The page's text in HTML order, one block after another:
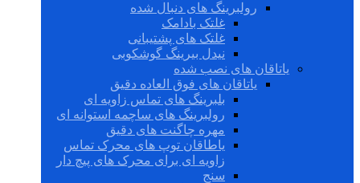
رولبرینگ های دنبال شده
غلتک بادامک
غلتک های پشتیبانی
نیدل بیرینگ گوشکوبی
یاتاقان های نصب شده
یاتاقان های فوق العاده دقیق
بلبرینگ های تماس زاویه ای
رولبرینگ های ساچمه استوانه ای
مهره چاگنت های دقیق
یاطاقان توپ های محرک تماس
زاویه ای برای محرک های پیچ دار
سنج